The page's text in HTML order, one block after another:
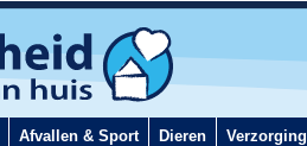
Afvallen & Sport Dieren Verzorging